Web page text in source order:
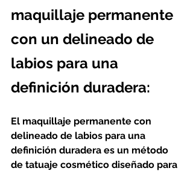
maquillaje permanente
con un delineado de
labios para una
definición duradera:
El maquillaje permanente con
delineado de labios para una
definición duradera es un método
de tatuaje cosmético diseñado para